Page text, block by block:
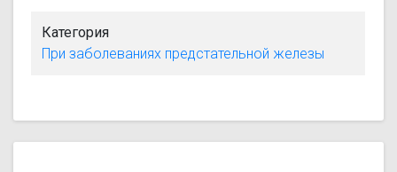
Категория
При заболеваниях предстательной железы